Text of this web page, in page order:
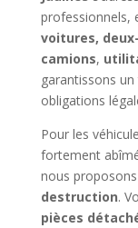
professionnels,
voitures,
camions,
garantissons
obligations
Pour les
fortement
nous
destruction.
pièces